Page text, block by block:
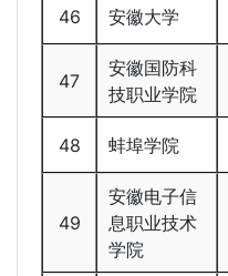
46 安徽大学
47
安徽国防科
技职业学院
48 蚌埠学院
49
安徽电子信
息职业技术
学院